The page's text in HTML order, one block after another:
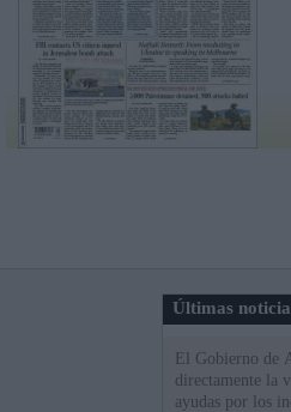
Últimas
El Gobierno de
directamente la
ayudas por los